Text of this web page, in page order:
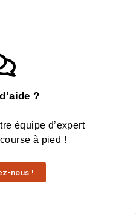
?
équipe d’expert
à pied !
nous !